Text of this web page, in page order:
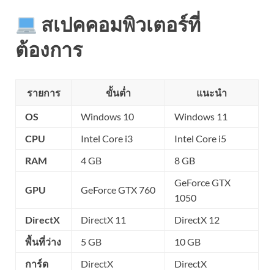
สเปคคอมพิวเตอร์ที่
ต้องการ
รายการ ขั้นต่ำ แนะนำ
OS Windows 10
Windows 11
CPU
Intel Core i3
Intel Core i5
RAM
4 GB 8 GB
GPU GeForce GTX 760
GeForce GTX
1050
DirectX
DirectX 11
DirectX 12
พื้นที่ว่าง
5 GB
10 GB
การ์ด
DirectX
DirectX